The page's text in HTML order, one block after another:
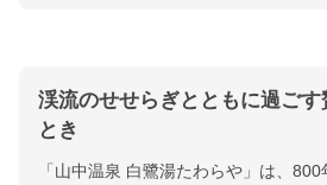
渓流のせせらぎとともに過ごす
とき
「山中温泉 白鷺湯たわらや」は、